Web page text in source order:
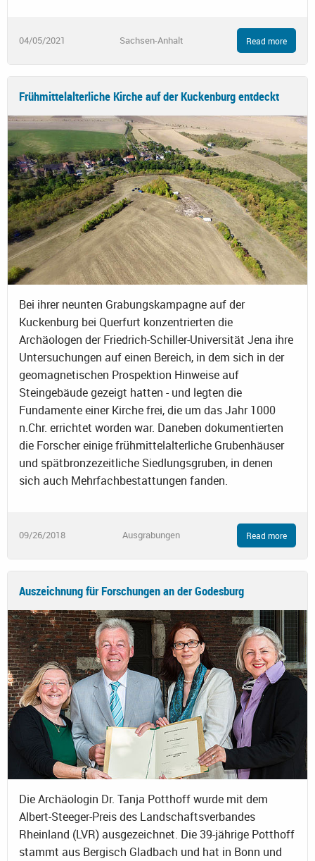
04/05/2021 Sachsen-Anhalt Read more
Frühmittelalterliche Kirche auf der Kuckenburg entdeckt
Bei ihrer neunten Grabungskampagne auf der
Kuckenburg bei Querfurt konzentrierten die
Archäologen der Friedrich-Schiller-Universität Jena ihre
Untersuchungen auf einen Bereich, in dem sich in der
geomagnetischen Prospektion Hinweise auf
Steingebäude gezeigt hatten - und legten die
Fundamente einer Kirche frei, die um das Jahr 1000
n.Chr. errichtet worden war. Daneben dokumentierten
die Forscher einige frühmittelalterliche Grubenhäuser
und spätbronzezeitliche Siedlungsgruben, in denen
sich auch Mehrfachbestattungen fanden.
09/26/2018 Ausgrabungen Read more
Auszeichnung für Forschungen an der Godesburg
Die Archäologin Dr. Tanja Potthoff wurde mit dem
Albert-Steeger-Preis des Landschaftsverbandes
Rheinland (LVR) ausgezeichnet. Die 39-jährige Potthoff
stammt aus Bergisch Gladbach und hat in Bonn und